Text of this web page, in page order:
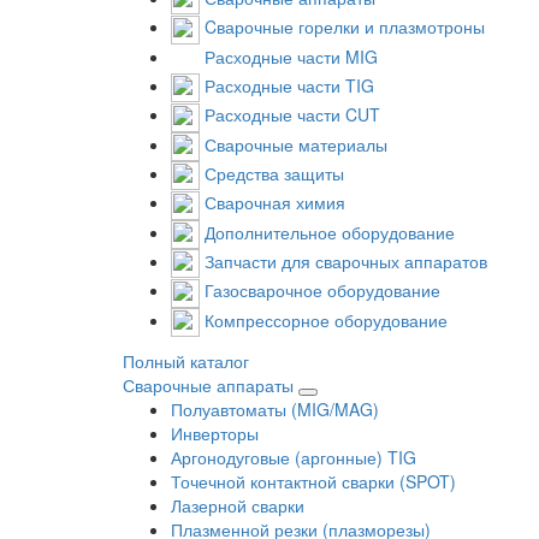
Cварочные горелки и плазмотроны
Расходные части MIG
Расходные части TIG
Расходные части CUT
Сварочные материалы
Средства защиты
Сварочная химия
Дополнительное оборудование
Запчасти для сварочных аппаратов
Газосварочное оборудование
Компрессорное оборудование
Полный каталог
Сварочные аппараты
Полуавтоматы (MIG/MAG)
Инверторы
Аргонодуговые (аргонные) TIG
Точечной контактной сварки (SPOT)
Лазерной сварки
Плазменной резки (плазморезы)